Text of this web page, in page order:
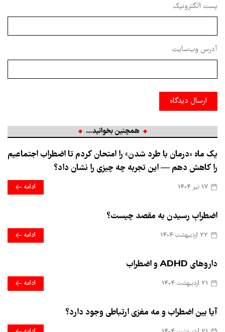
پست الکترونیک
آدرس وب‌سایت
ارسال دیدگاه
همچنین بخوانید...
یک ماه «درمان با طرد شدن» را امتحان کردم تا اضطراب اجتماعیم
را کاهش دهم — این تجربه چه چیزی را نشان داد؟
ادامه
اضطرابِ رسیدن به مقصد چیست؟
ادامه
داروهای ADHD و اضطراب
ادامه
آیا بین اضطراب و مه مغزی ارتباطی وجود دارد؟